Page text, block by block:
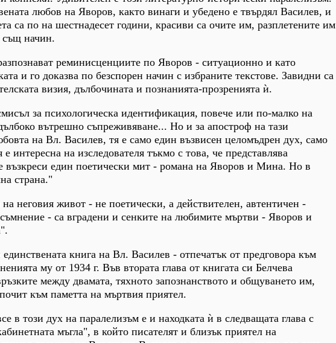
любов на Яворов, както винаги и убедено е твърдял Василев, и
са по на шестнадесет години, красиви са очите им, разплетените им
същ начин.
реминисценциите по Яворов - ситуационно и като
и го доказва по безспорен начин с избраните текстове. Завидни са
визия, дълбочината и познанията-прозренията ѝ.
за психологическа идентификация, повече или по-малко на
вътрешно съпреживяване... Но и за апостроф на тази
на Вл. Василев, тя е само един възвисен целомъдрен дух, само
интересна на изследователя тъкмо с това, че представлява
възкреси един поетически мит - романа на Яворов и Мина. Но в
страна."
неговия живот - не поетически, а действителен, автентичен -
- са вградени и сенките на любимите мъртви - Яворов и
книга на Вл. Василев - отпечатък от предговора към
му от 1934 г. Във втората глава от книгата си Белчева
между двамата, тяхното запознанството и общуването им,
към паметта на мъртвия приятел.
в този дух на паралелизъм е и находката ѝ в следващата глава с
мъгла", в който писателят и близък приятел на